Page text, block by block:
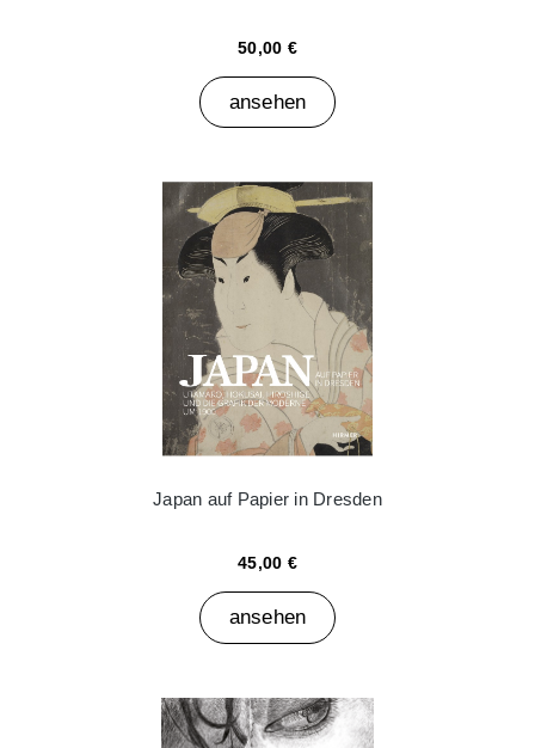
50,00 €
ansehen
Japan auf Papier in Dresden
45,00 €
ansehen